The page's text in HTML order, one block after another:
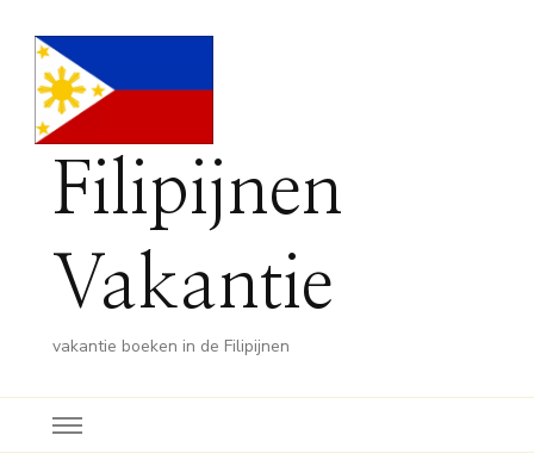
Filipijnen
Vakantie
vakantie boeken in de Filipijnen